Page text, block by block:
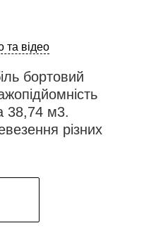
та відео
бортовий
38,74 м3.
різних